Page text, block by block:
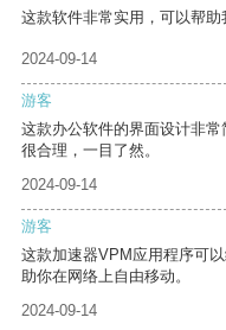
这款软件非常实用，可以帮助
2024-09-14
游客
这款办公软件的界面设计非
很合理，一目了然。
2024-09-14
游客
这款加速器VPM应用程序可
助你在网络上自由移动。
2024-09-14